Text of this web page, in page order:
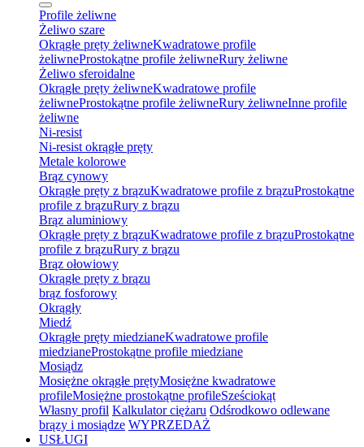
Profile żeliwne
Żeliwo szare
Okrągłe pręty żeliwneKwadratowe profile
żeliwneProstokątne profile żeliwneRury żeliwne
Żeliwo sferoidalne
Okrągłe pręty żeliwneKwadratowe profile
żeliwneProstokątne profile żeliwneRury żeliwneInne profile
żeliwne
Ni-resist
Ni-resist okrągłe pręty
Metale kolorowe
Brąz cynowy
Okrągłe pręty z brązuKwadratowe profile z brązuProstokątne
profile z brązuRury z brązu
Brąz aluminiowy
Okrągłe pręty z brązuKwadratowe profile z brązuProstokątne
profile z brązuRury z brązu
Brąz ołowiowy
Okrągłe pręty z brązu
brąz fosforowy
Okrągły
Miedź
Okrągłe pręty miedzianeKwadratowe profile
miedzianeProstokątne profile miedziane
Mosiądz
Mosiężne okrągłe prętyMosiężne kwadratowe
profileMosiężne prostokątne profileSześciokąt
Własny profil Kalkulator ciężaru Odśrodkowo odlewane
brązy i mosiądze WYPRZEDAŻ
USŁUGI